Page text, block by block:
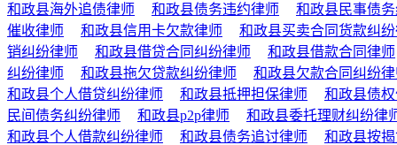
和政县海外追债律师 和政县债务违约律师
和政县民事债
催收律师
和政县信用卡欠款律师
和政县买卖合同货款纠
销纠纷律师
和政县借贷合同纠纷律师
和政县借款合同律师
纠纷律师
和政县拖欠贷款纠纷律师
和政县欠款合同纠纷
和政县个人借贷纠纷律师
和政县抵押担保律师
和政县债
民间债务纠纷律师
和政县p2p律师
和政县委托理财纠纷律
和政县个人借款纠纷律师
和政县债务追讨律师
和政县按